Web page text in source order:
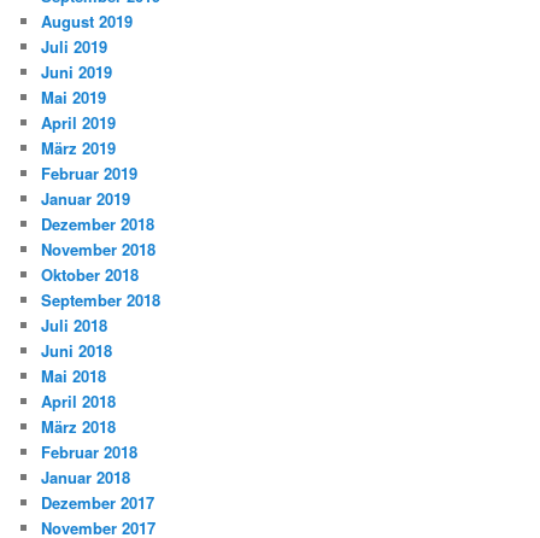
August 2019
Juli 2019
Juni 2019
Mai 2019
April 2019
März 2019
Februar 2019
Januar 2019
Dezember 2018
November 2018
Oktober 2018
September 2018
Juli 2018
Juni 2018
Mai 2018
April 2018
März 2018
Februar 2018
Januar 2018
Dezember 2017
November 2017